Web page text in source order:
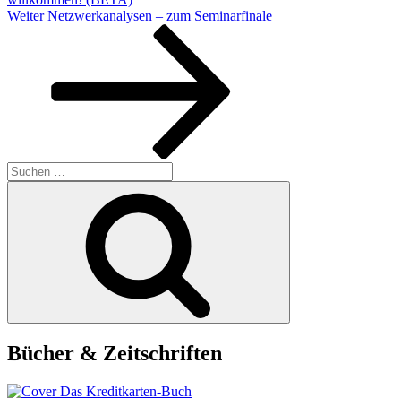
Nächster
Weiter Netzwerkanalysen – zum Seminarfinale
Suchen
nach:
Bücher & Zeitschriften